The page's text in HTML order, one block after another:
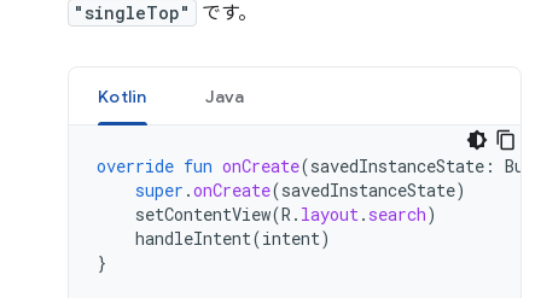
"singleTop" です。
Kotlin Java
override fun onCreate(savedInstanceState :
super .onCreate(savedInstanceState)
setContentView(R . layout. search)
handleIntent(intent)
}